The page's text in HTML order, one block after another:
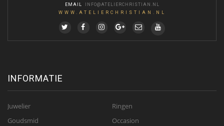
EMAIL
INFO@ATELIERCHRISTIAN.NL
WWW.ATELIERCHRISTIAN.NL
INFORMATIE
Juwelier
Goudsmid
Ringen
Occasion